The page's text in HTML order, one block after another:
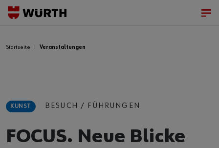
Startseite Veranstaltungen
KUNST BESUCH / FÜHRUNGEN
FOCUS. Neue Blicke